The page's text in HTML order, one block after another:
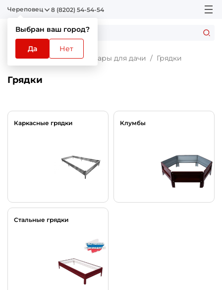
Череповец
Выбран ваш город?
Да Нет
8 (8202) 54-54-54
Главная Каталог Товары для дачи Грядки
Грядки
Каркасные грядки Клумбы
Стальные грядки